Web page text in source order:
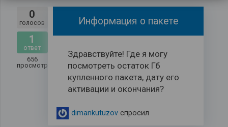
0
голосов
1
ответ
656
просмотров
Информация о пакете
Здравствуйте! Где я могу
посмотреть остаток Гб
купленного пакета, дату его
активации и окончания?
dimankutuzovспросил